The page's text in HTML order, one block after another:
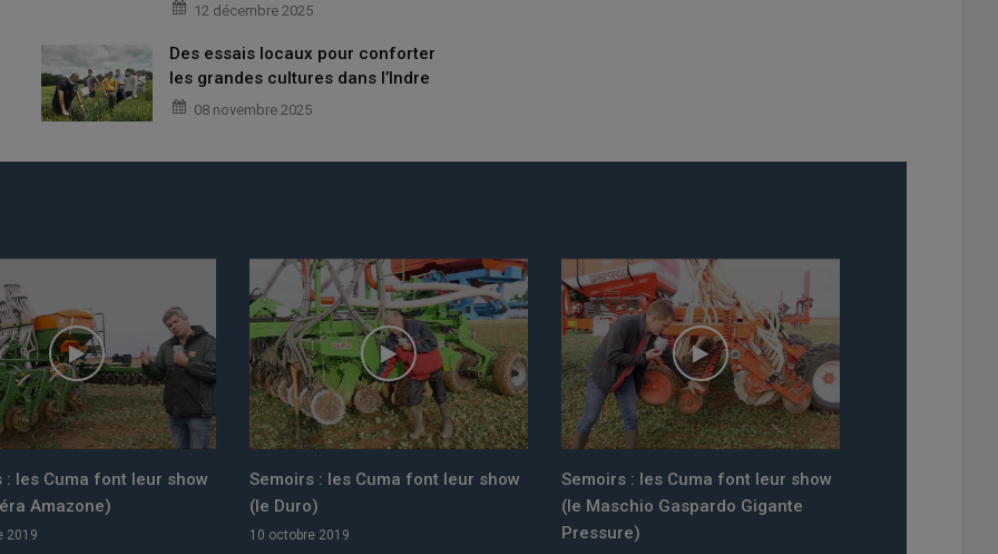
12 décembre 2025
Des essais locaux pour conforter
les grandes cultures dans l’Indre
08 novembre 2025
: les Cuma font leur show
2019
Semoirs : les Cuma font leur show
(le Maschio Gaspardo Gigante
Pressure)
Semoirs : les Cuma font leur show
(le Horsch Avatar 6)
10 octobre 2019